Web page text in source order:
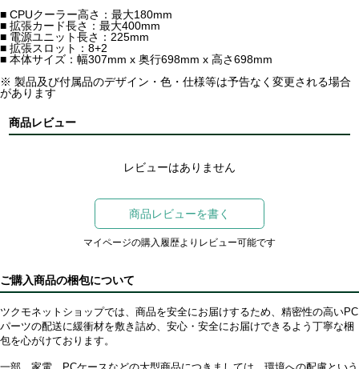
■ CPUクーラー高さ：最大180mm
■ 拡張カード長さ：最大400mm
■ 電源ユニット長さ：225mm
■ 拡張スロット：8+2
■ 本体サイズ：幅307mm x 奥行698mm x 高さ698mm
※ 製品及び付属品のデザイン・色・仕様等は予告なく変更される場合
があります
商品レビュー
レビューはありません
商品レビューを書く
マイページの購入履歴よりレビュー可能です
ご購入商品の梱包について
ツクモネットショップでは、商品を安全にお届けするため、精密性の高いPC
パーツの配送に緩衝材を敷き詰め、安心・安全にお届けできるよう丁寧な梱
包を心がけております。